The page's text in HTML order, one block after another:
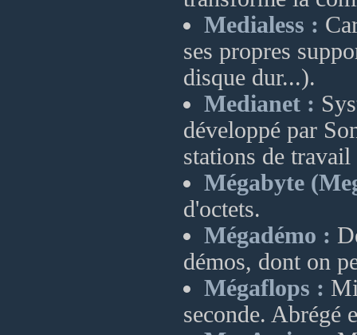
Medialess :
ses propres
disque dur...).
Medianet :
développé par
stations de
Mégabyte
d'octets.
Mégadémo :
démos, dont on
Mégaflops :
seconde. Abrégé